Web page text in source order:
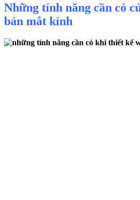
Những tính năng cần có
bán mắt kính